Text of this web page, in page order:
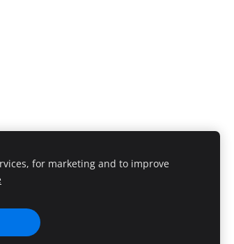
for marketing and to improve